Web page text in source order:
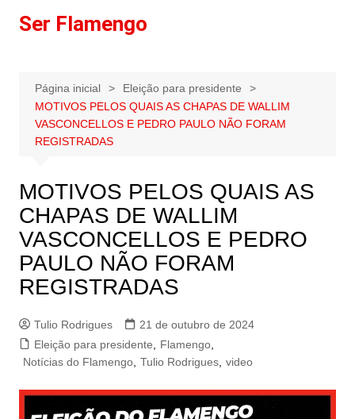
paraSer Flamengo
Página inicial
Eleição para presidente
MOTIVOS PELOS QUAIS AS CHAPAS DE WALLIM
VASCONCELLOS E PEDRO PAULO NÃO FORAM
REGISTRADAS
MOTIVOS PELOS QUAIS AS
CHAPAS DE WALLIM
VASCONCELLOS E PEDRO
PAULO NÃO FORAM
REGISTRADAS
Tulio Rodrigues
21 de outubro de 2024
Eleição para presidente
Flamengo,
Notícias do Flamengo, Tulio Rodrigues, video